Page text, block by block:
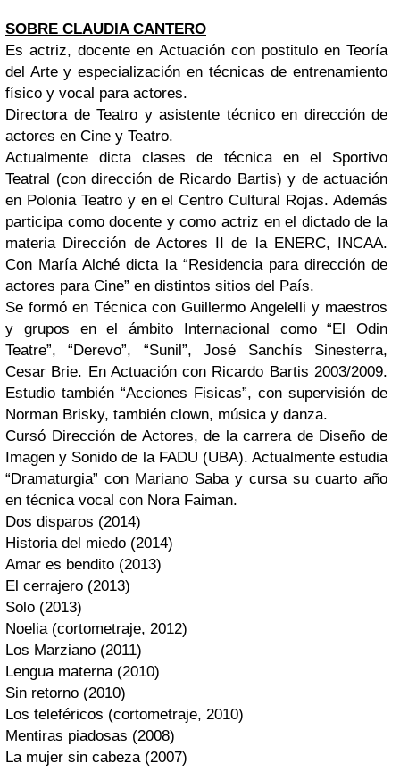
SOBRE CLAUDIA CANTERO
Es actriz, docente en Actuación con postitulo en Teoría
del Arte y especialización en técnicas de entrenamiento
físico y vocal para actores.
Directora de Teatro y asistente técnico en dirección de
actores en Cine y Teatro.
Actualmente dicta clases de técnica en el Sportivo
Teatral (con dirección de Ricardo Bartis) y de actuación
en Polonia Teatro y en el Centro Cultural Rojas. Además
participa como docente y como actriz en el dictado de la
materia Dirección de Actores II de la ENERC, INCAA.
Con María Alché dicta la “Residencia para dirección de
actores para Cine” en distintos sitios del País.
Se formó en Técnica con Guillermo Angelelli y maestros
y grupos en el ámbito Internacional como “El Odin
Teatre”, “Derevo”, “Sunil”, José Sanchís Sinesterra,
Cesar Brie. En Actuación con Ricardo Bartis 2003/2009.
Estudio también “Acciones Fisicas”, con supervisión de
Norman Brisky, también clown, música y danza.
Cursó Dirección de Actores, de la carrera de Diseño de
Imagen y Sonido de la FADU (UBA). Actualmente estudia
“Dramaturgia” con Mariano Saba y cursa su cuarto año
en técnica vocal con Nora Faiman.
Dos disparos (2014)
Historia del miedo (2014)
Amar es bendito (2013)
El cerrajero (2013)
Solo (2013)
Noelia (cortometraje, 2012)
Los Marziano (2011)
Lengua materna (2010)
Sin retorno (2010)
Los teleféricos (cortometraje, 2010)
Mentiras piadosas (2008)
La mujer sin cabeza (2007)